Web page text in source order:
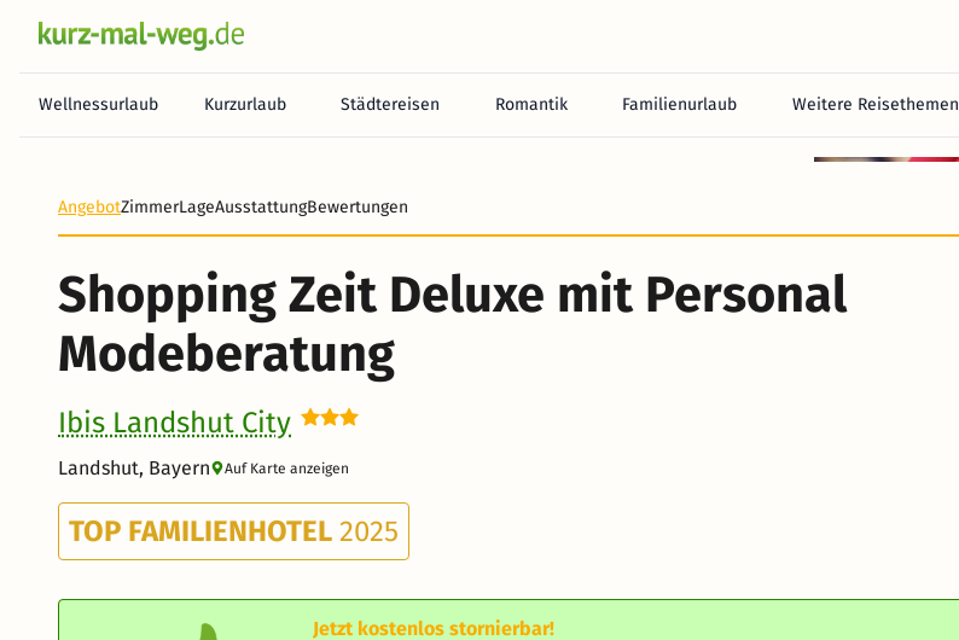
Wellnessurlaub Kurzurlaub Städtereisen Romantik Familienurlaub Weitere Reisethemen
AngebotZimmerLageAusstattungBewertungen
Shopping Zeit Deluxe mit Personal
Modeberatung
Ibis Landshut City
Landshut, Bayern Auf Karte anzeigen
TOP FAMILIENHOTEL 2025
Jetzt kostenlos stornierbar!